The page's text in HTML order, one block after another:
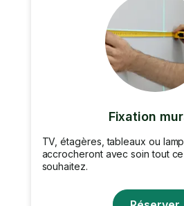
Fixation
TV, étagères, tableaux ou
accrocheront avec soin tout
souhaitez.